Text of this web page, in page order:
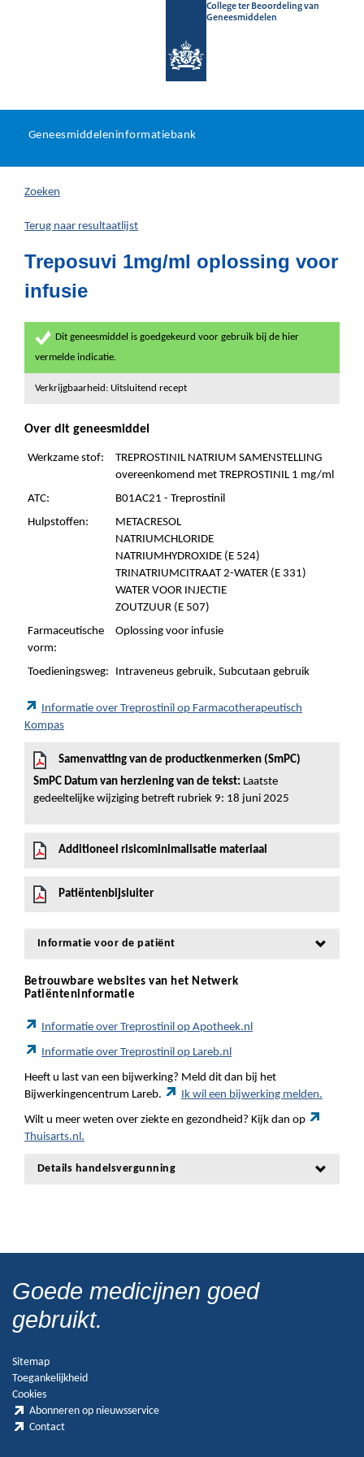
College ter Beoordeling van
Geneesmiddelen
U
hier:
Geneesmiddeleninformatiebank
Zoeken
Terug naar resultaatlijst
Treposuvi 1mg/ml oplossing voor
infusie
Dit geneesmiddel is goedgekeurd voor gebruik bij de hier
vermelde indicatie.
Verkrijgbaarheid: Uitsluitend recept
Over dit geneesmiddel
Werkzame stof:
TREPROSTINIL NATRIUM SAMENSTELLING
overeenkomend met TREPROSTINIL 1 mg/ml
ATC:
B01AC21 - Treprostinil
Hulpstoffen:
METACRESOL
NATRIUMCHLORIDE
NATRIUMHYDROXIDE (E 524)
TRINATRIUMCITRAAT 2-WATER (E 331)
WATER VOOR INJECTIE
ZOUTZUUR (E 507)
Farmaceutische
vorm:
Oplossing voor infusie
Toedieningsweg: Intraveneus gebruik, Subcutaan gebruik
Informatie over Treprostinil op Farmacotherapeutisch
Kompas
Samenvatting van de productkenmerken (SmPC)
SmPC Datum van herziening van de tekst: Laatste
gedeeltelijke wijziging betreft rubriek 9: 18 juni 2025
Additioneel risicominimalisatie materiaal
Patiëntenbijsluiter
Informatie voor de patiënt
Betrouwbare websites van het Netwerk
Patiënteninformatie
Informatie over Treprostinil op Apotheek.nl
Informatie over Treprostinil op Lareb.nl
Heeft u last van een bijwerking? Meld dit dan bij het
Bijwerkingencentrum Lareb.
Ik wil een bijwerking melden.
Wilt u meer weten over ziekte en gezondheid? Kijk dan op
Thuisarts.nl.
Details handelsvergunning
Goede medicijnen goed
gebruikt.
Sitemap
Toegankelijkheid
Cookies
Abonneren op nieuwsservice
Contact